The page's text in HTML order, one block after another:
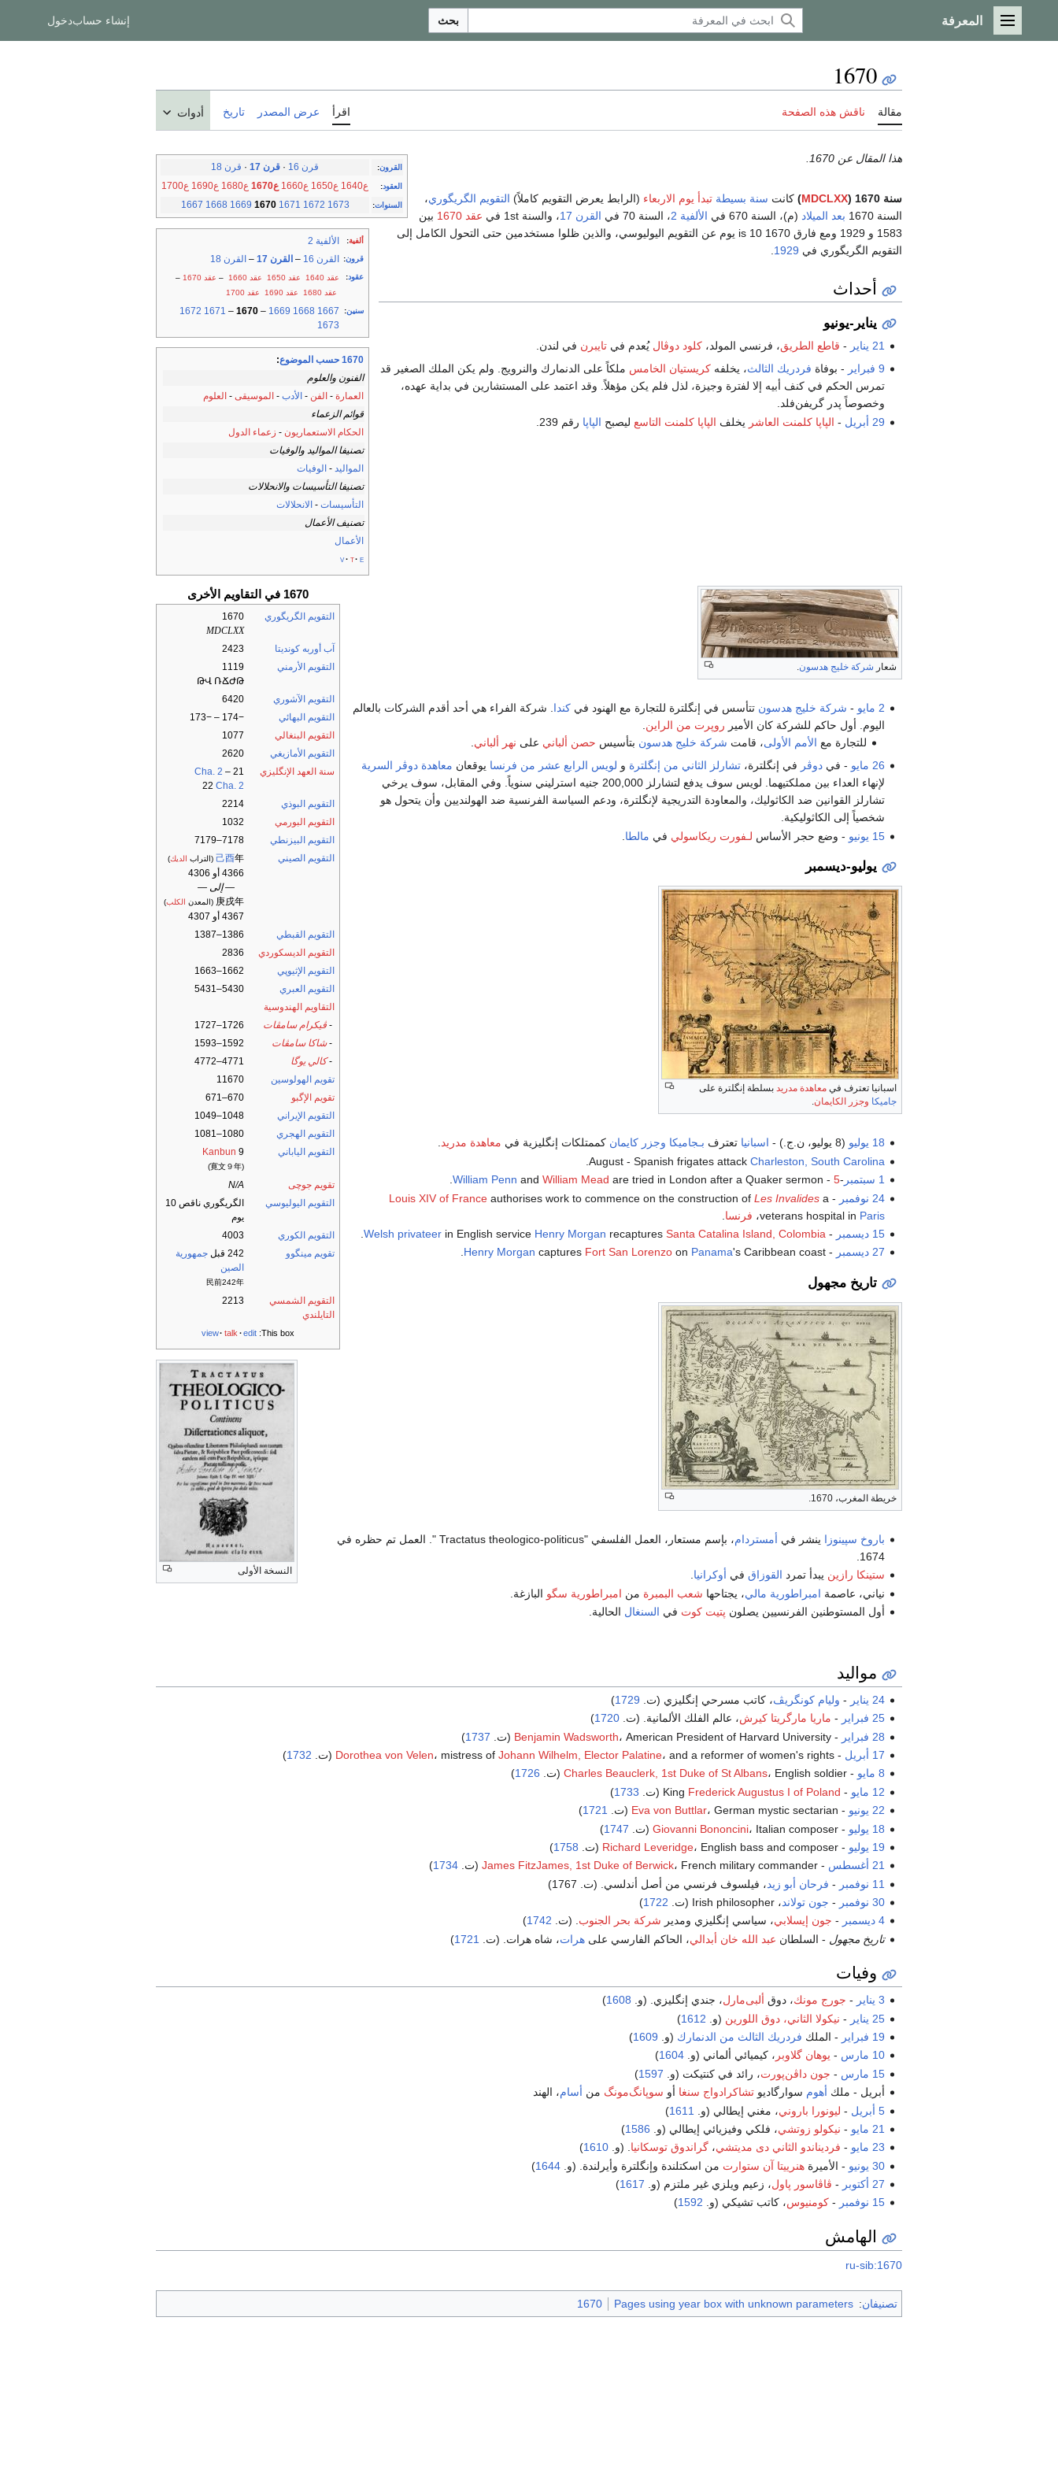
القائمة الرئيسية
المعرفة بحث إنشاء حسابدخول
1670
مقالة ناقش هذه الصفحة اقرأ عرض المصدر تاريخ أدوات
القرون: قرن 16 · قرن 17 · قرن 18
العقود: ع1640 ع1650 ع1660 ع1670 ع1680 ع1690 ع1700
السنوات:
1667 1668 1669 1670 1671 1672 1673
هذا المقال عن 1670.
ألفية: الألفية 2
قرون: القرن 16 – القرن 17 – القرن 18
عقود: عقد 1640 عقد 1650 عقد 1660 – عقد 1670
–
عقد 1680
عقد 1690 عقد 1700
سنين:
1667
1668
1669
–
1670
–
1671
1672
1673
1670 حسب الموضوع
:
الفنون والعلوم
العمارة - الفن - الأدب - الموسيقى - العلوم
قوائم الزعماء
الحكام الاستعماريون - زعماء الدول
تصنيفا المواليد والوفيات
المواليد - الوفيات
تصنيفا التأسيسات والانحلالات
التأسيسات - الانحلالات
تصنيف الأعمال
الأعمال
v t e
1670 في التقاويم الأخرى
التقويم الگريگوري
1670
MDCLXX
آب أوربه كونديتا
2423
التقويم الأرمني
1119
ԹՎ ՌՃԺԹ
التقويم الآشوري
6420
التقويم البهائي
−174 – −173
التقويم البنغالي
1077
التقويم الأمازيغي
2620
سنة العهد الإنگليزي
21
Cha. 2 –
22 Cha. 2
التقويم البوذي
2214
التقويم البورمي
1032
التقويم البيزنطي
7178–7179
التقويم الصيني
己酉年 (التراب الديك)
4366 أو 4306
— إلى —
庚戌年 (المعدن الكلب)
4367 أو 4307
التقويم القبطي
1386–1387
التقويم الديسكوردي
2836
التقويم الإثيوپي
1662–1663
التقويم العبري
5430–5431
التقاويم الهندوسية
- ڤيكرام سامڤات
1726–1727
-شاكا سامڤات
1592–1593
-كالي يوگا
4771–4772
تقويم الهولوسين
11670
تقويم الإگبو
670–671
التقويم الإيراني
1048–1049
التقويم الهجري
1080–1081
التقويم الياباني
Kanbun 9
(寛文９年)
تقويم جوچى
N/A
التقويم اليوليوسي
الگريگوري ناقص 10
يوم
التقويم الكوري
4003
تقويم مينگوو
242 قبل
جمهورية
الصين
民前242年
التقويم الشمسي
التايلندي
2213
This box:
view talk edit
سنة 1670 ( MDCLXX
) كانت سنة بسيطة تبدأ يوم الاربعاء (الرابط يعرض التقويم كاملاً) التقويم الگريگوري،
السنة 1670
بعد الميلاد (م)، السنة 670 في الألفية 2 ، السنة 70 في القرن 17 ، والسنة 1st في عقد 1670
بين
1583 و 1929 ومع فارق 1670 is 10 يوم عن التقويم اليوليوسي، والذين ظلوا مستخدمين حتى التحول الكامل إلى
التقويم الگريگوري في 1929
أحداث
يناير-يونيو
21 يناير - قاطع الطريق، فرنسي المولد،كلود دوڤال يُعدم فيتايبرن في لندن.
9 فبراير
- بوفاة فردريك الثالث، يخلفهكريستيان الخامس ملكاً على الدنمارك والنرويج. ولم يكن الملك الصغير قد
تمرس الحكم في كنف أبيه إلا لفترة وجيزة، لذل فلم يكن مؤهلاً. وقد اعتمد على المستشارين في بداية عهده،
وخصوصاً پدر گريفن‌فلد.
29 أبريل
- الپاپا كلمنت العاشر يخلف الپاپا كلمنت التاسع ليصبح الپاپا رقم 239.
شعار شركة خليج هدسون.
2 مايو - شركة خليج هدسون تتأسس في إنگلترة للتجارة مع الهنود فيكندا . شركة الفراء هي أحد أقدم الشركات بالعالم
اليوم. أول حاكم للشركة كان الأمير روپرت من الراين
للتجارة مع الأمم الأولى، قامت شركة خليج هدسون بتأسيس حصن ألباني على نهر ألباني
26 مايو
- فيدوڤر في إنگلترة،تشارلز الثاني من إنگلترة و لويس الرابع عشر من فرنسا يوقعان معاهدة دوڤر السرية
لإنهاء العداء بين مملكتيهما. لويس سوف يدفع لتشارلز 200,000 جنيه استرليني سنوياً. وفي المقابل، سوف يرخي
تشارلز القوانين ضد الكاثوليك، والمعاودة التدريجية لإنگلترة، ودعم السياسة الفرنسية ضد الهولنديين وأن يتحول هو
شخصياً إلى الكاثوليكية.
15 يونيو
- وضع حجر الأساس لـفورت ريكاسولي في مالطا
يوليو-ديسمبر
اسبانيا تعترف في معاهدة مدريد بسلطة إنگلترة على
جاميكا وجزر الكايمان.
18 يوليو (8 يوليو، ن.ج.) - اسبانيا تعترف بـجاميكا وجزر كايمان كممتلكات إنگليزية في معاهدة مدريد.
August - Spanish frigates attack Charleston, South Carolina
1 سبتمبر
-
5
-
William Penn and William Mead are tried in London after a Quaker sermon.
24 نوفمبر
-
Louis XIV of Franceauthorises work to commence on the construction of Les Invalidesa
veterans hospital in Paris ، فرنسا
15 ديسمبر
-
Welsh privateerin English service Henry Morgan recaptures Santa Catalina Island, Colombia
27 ديسمبر
-
Henry Morgan captures Fort San Lorenzoon Panama's Caribbean coast.
تاريخ مجهول
خريطة المغرب، 1670.
النسخة الأولى
باروخ سپينوزا ينشر في أمستردام
، بإسم مستعار، العمل الفلسفي "Tractatus theologico-politicus ". العمل تم حظره في
1674.
ستينكا رازين يبدأ تمرد القوزاق في أوكرانيا.
نياني، عاصمة امبراطورية مالي، يجتاحها شعب البمبرة من امبراطورية سگو البازغة.
أول المستوطنين الفرنسيين يصلون پتيت كوت في السنغال الحالية.
مواليد
24 يناير - وليام كونگريڤ، كاتب مسرحي إنگليزي (ت. 1729
)
25 فبراير
- ماريا مارگريتا كيرش، عالم الفلك الألمانية. (ت.1720
)
28 فبراير
-
Benjamin Wadsworth، American President of Harvard University (ت. 1737
)
17 أبريل
-
Dorothea von Velen، mistress of Johann Wilhelm, Elector Palatine، and a reformer of women's rights (ت. 1732
)
8 مايو
-
Charles Beauclerk, 1st Duke of St Albans، English soldier (ت. 1726
)
12 مايو
- King
Frederick Augustus I of Poland (ت. 1733
)
22 يونيو
-
Eva von Buttlar، German mystic sectarian (ت. 1721
)
18 يوليو
-
Giovanni Bononcini، Italian composer (ت. 1747
)
19 يوليو
-
Richard Leveridge، English bass and composer (ت. 1758
)
21 أغسطس
-
James FitzJames, 1st Duke of Berwick، French military commander (ت. 1734
)
11 نوفمبر
- فرحان أبو زيد، فيلسوف فرنسي من أصل أندلسي. (ت. 1767)
30 نوفمبر
- جون تولاند، Irish philosopher (ت. 1722
)
4 ديسمبر
- جون إيسلابي، سياسي إنگليزي ومدير شركة بحر الجنوب. (ت. 1742
)
تاريخ مجهول - السلطان عبد الله خان أبدالي، الحاكم الفارسي علىهرات، شاه هرات. (ت. 1721
)
وفيات
3 يناير - جورج مونك، دوق ألبى‌مارل، جندي إنگليزي. (و. 1608
)
25 يناير
- نيكولا الثاني، دوق اللورين (و. 1612
)
19 فبراير
- الملك فردريك الثالث من الدنمارك (و. 1609
)
10 مارس
- يوهان گلاوبر ، كيميائي ألماني (و.1604
)
15 مارس
- جون داڤن‌پورت، رائد في كنتيكت (و. 1597
)
أبريل - ملك أهوم سوارگاديوتشاكرادواج سنغا أو سوپانگ‌مونگ من أسام، الهند
5 أبريل
- ليونورا باروني، مغني إيطالي (و. 1611
)
21 مايو
- نيكولو زوتشي، فلكي وفيزيائي إيطالي (و. 1586
)
23 مايو
- فرديناندو الثاني دى مديتشي،گراندوق توسكانيا. (و.1610
)
30 يونيو
- الأميرةهنرييتا آن ستوارت من اسكتلندة وإنگلترة وأيرلندة. (و.1644
)
27 أكتوبر
- ڤاڤاسور پاول، زعيم ويلزي غير ملتزم (و. 1617
)
15 نوفمبر
-كومنيوس، كاتب تشيكي (و. 1592
)
الهامش
ru-sib:1670
تصنيفان:
Pages using year box with unknown parameters
1670